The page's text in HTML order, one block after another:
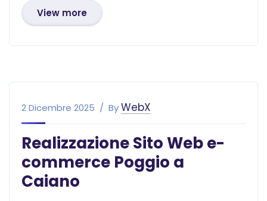
View more
2 Dicembre 2025 ByWebX
Realizzazione Sito Web e-
commerce Poggio a
Caiano